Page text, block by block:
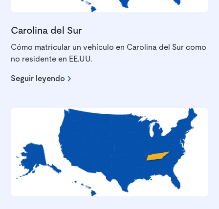
Carolina del Sur
Cómo matricular un vehículo en Carolina del Sur como
no residente en EE.UU.
Seguir leyendo